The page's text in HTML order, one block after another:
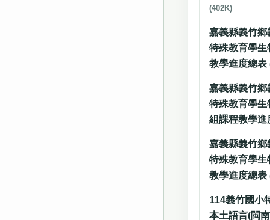
(402K)
嘉義縣義竹
特殊教育學
教學進度總表
嘉義縣義竹
特殊教育學生
組課程教學
嘉義縣義竹
特殊教育學
教學進度總表
114義竹國小
本土語言(閩